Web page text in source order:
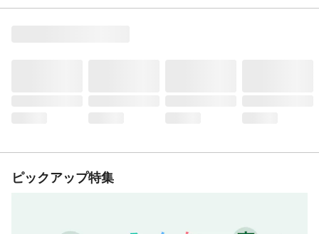
ピックアップ特集